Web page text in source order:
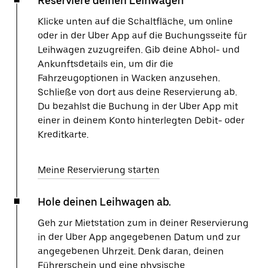
Klicke unten auf die Schaltfläche, um online
oder in der Uber App auf die Buchungsseite für
Leihwagen zuzugreifen. Gib deine Abhol- und
Ankunftsdetails ein, um dir die
Fahrzeugoptionen in Wacken anzusehen.
Schließe von dort aus deine Reservierung ab.
Du bezahlst die Buchung in der Uber App mit
einer in deinem Konto hinterlegten Debit- oder
Kreditkarte.
Meine Reservierung starten
Hole deinen Leihwagen ab.
Geh zur Mietstation zum in deiner Reservierung
in der Uber App angegebenen Datum und zur
angegebenen Uhrzeit. Denk daran, deinen
Führerschein und eine physische